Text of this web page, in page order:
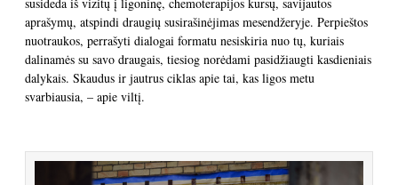
aprašymų, atspindi draugių susirašinėjimas mesendžeryje. Perpieštos
nuotraukos, perrašyti dialogai formatu nesiskiria nuo tų, kuriais
dalinamės su savo draugais, tiesiog norėdami pasidžiaugti kasdieniais
dalykais. Skaudus ir jautrus ciklas apie tai, kas ligos metu
svarbiausia, – apie viltį.